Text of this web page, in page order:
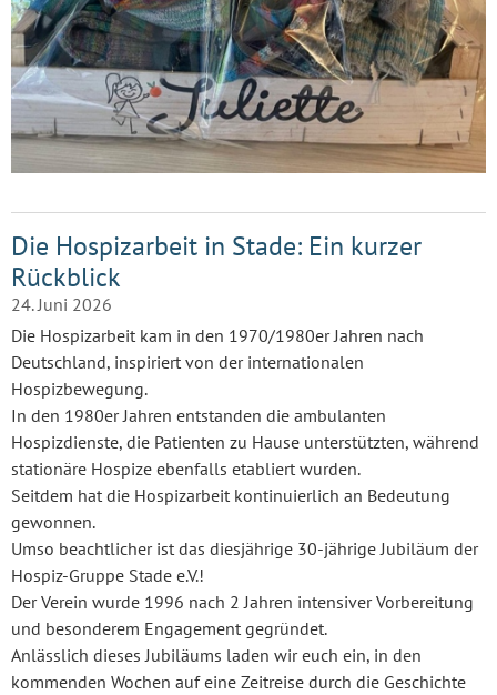
Die Hospizarbeit in Stade: Ein kurzer
Rückblick
24. Juni 2026
Die Hospizarbeit kam in den 1970/1980er Jahren nach
Deutschland, inspiriert von der internationalen
Hospizbewegung.
In den 1980er Jahren entstanden die ambulanten
Hospizdienste, die Patienten zu Hause unterstützten, während
stationäre Hospize ebenfalls etabliert wurden.
Seitdem hat die Hospizarbeit kontinuierlich an Bedeutung
gewonnen.
Umso beachtlicher ist das diesjährige 30-jährige Jubiläum der
Hospiz-Gruppe Stade e.V.!
Der Verein wurde 1996 nach 2 Jahren intensiver Vorbereitung
und besonderem Engagement gegründet.
Anlässlich dieses Jubiläums laden wir euch ein, in den
kommenden Wochen auf eine Zeitreise durch die Geschichte